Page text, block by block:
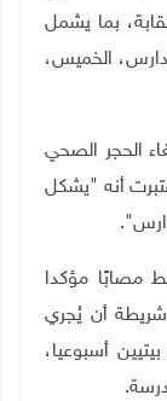
بما يشمل
الخميس،
الحجر الصحي
أنه "يشكل
مصابًا مؤكدا
أن يُجري
أسبوعيا،
.